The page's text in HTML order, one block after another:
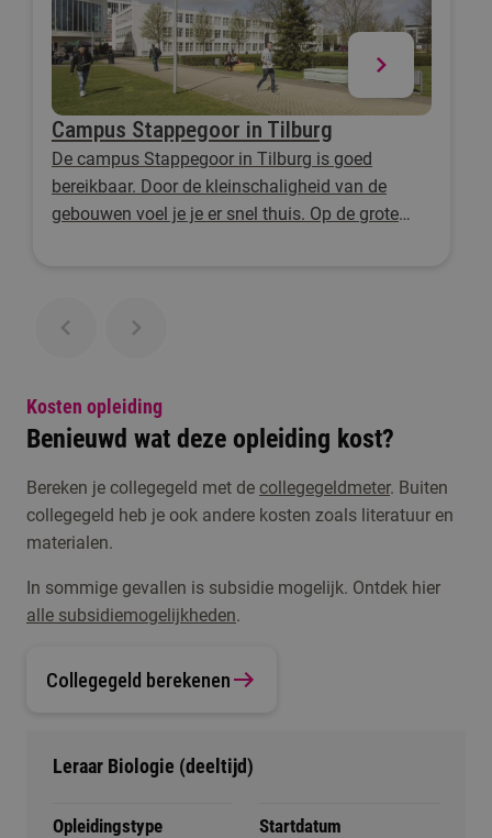
Campus Stappegoor in Tilburg
De campus Stappegoor in Tilburg is goed
bereikbaar. Door de kleinschaligheid van de
gebouwen voel je je er snel thuis. Op de grote
Kosten opleiding
Benieuwd wat deze opleiding kost?
Bereken je collegegeld met de collegegeldmeter. Buiten
collegegeld heb je ook andere kosten zoals literatuur en
materialen.
In sommige gevallen is subsidie mogelijk. Ontdek hier
alle subsidiemogelijkheden.
Collegegeld berekenen
Leraar Biologie (deeltijd)
Opleidingstype Startdatum